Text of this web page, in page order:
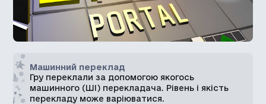
Машинний переклад
Гру переклали за допомогою якогось
машинного (ШІ) перекладача. Рівень і якість
перекладу може варіюватися.